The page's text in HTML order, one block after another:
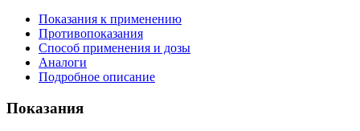
Показания к применению
Противопоказания
Способ применения и дозы
Аналоги
Подробное описание
Показания